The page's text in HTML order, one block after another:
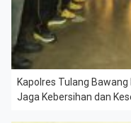
Kapolres Tulang
Jaga Kebersihan dan